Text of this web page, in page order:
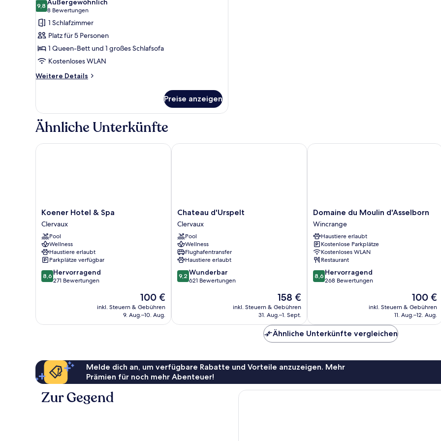
für
Suite
anzeigen
9,89,8 von 10
Außergewöhnlich
8 Bewertungen
(8
Bewertungen)
1 Schlafzimmer
Platz für 5 Personen
1 Queen-Bett und 1 großes Schlafsofa
Kostenloses WLAN
Weitere Details
Weitere
Preise anzeigen
Ähnliche Unterkünfte
Koener
Hotel
&
Spa
Clervaux
Koener Hotel & Spa
Clervaux
Pool
Wellness
Haustiere erlaubt
Parkplätze verfügbar
8.6
von
8,6 Hervorragend
271 Bewertungen
Der
Preis
beträgt
100 €
inkl. Steuern & Gebühren
9. Aug.–10. Aug.
Koener Hotel & Spa
Chateau
d'Urspelt
Clervaux
Chateau d'Urspelt
Clervaux
Pool
Wellness
Flughafentransfer
Haustiere erlaubt
9.2
von
9,2 Wunderbar
621 Bewertungen
Der
Preis
beträgt
158 €
inkl. Steuern & Gebühren
31. Aug.–1. Sept.
Chateau d'Urspelt
Domaine
du
Moulin
d'Asselborn
Wincrange
Domaine du Moulin d'Asselborn
Wincrange
Haustiere erlaubt
Kostenlose Parkplätze
Kostenloses WLAN
Restaurant
8.6
von
8,6 Hervorragend
268 Bewertungen
Der
Preis
beträgt
100 €
inkl. Steuern & Gebühren
11. Aug.–12. Aug.
Domaine du Moulin d'Asselborn
Ähnliche Unterkünfte vergleichen
Melde dich an, um verfügbare Rabatte und Vorteile anzuzeigen. Mehr
Prämien für noch mehr Abenteuer!
Zur Gegend